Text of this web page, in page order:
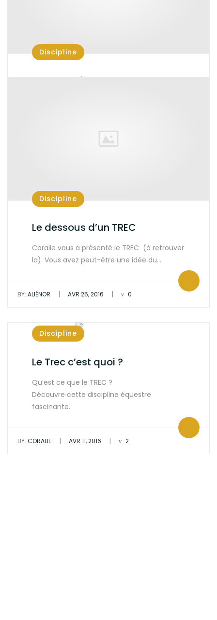
Discipline
Mon premier TREC
Discipline
Le dessous d’un TREC
Coralie vous a présenté le TREC (à retrouver
la). Vous avez peut-être une idée du…
BY: ALIÉNOR | AVR 25, 2016 | 0
Discipline
Le Trec c’est quoi ?
Qu’est ce que le TREC ?
Découvre cette discipline équestre
fascinante.
BY: CORALIE | AVR 11, 2016 | 2